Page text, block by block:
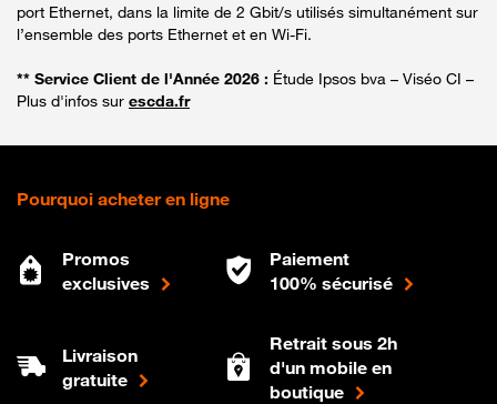
port Ethernet, dans la limite de 2 Gbit/s utilisés simultanément sur
l’ensemble des ports Ethernet et en Wi-Fi.
** Service Client de l'Année 2026 : Étude Ipsos bva – Viséo CI –
Plus d'infos sur escda.fr
Pourquoi acheter en ligne
Promos
exclusives
Paiement
100% sécurisé
Livraison
gratuite
Retrait sous 2h
d'un mobile en
boutique